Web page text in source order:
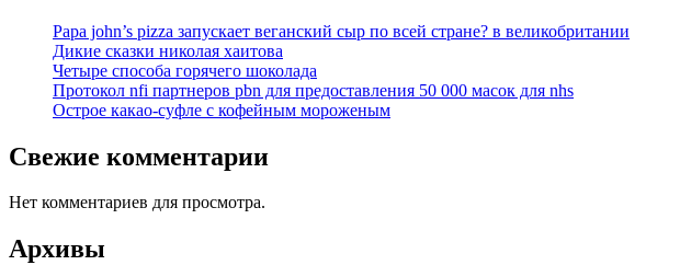
Papa john’s pizza запускает веганский сыр по всей стране? в великобритании
Дикие сказки николая хаитова
Четыре способа горячего шоколада
Протокол nfi партнеров pbn для предоставления 50 000 масок для nhs
Острое какао-суфле с кофейным мороженым
Свежие комментарии
Нет комментариев для просмотра.
Архивы